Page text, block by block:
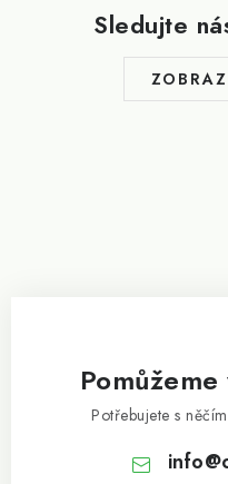
Sledujte
Potřebujete s
info@